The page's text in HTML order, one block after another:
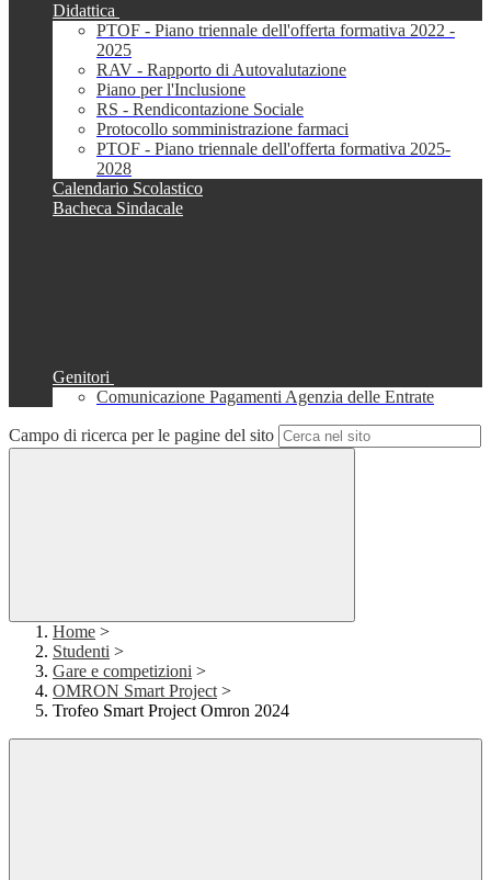
Didattica
PTOF - Piano triennale dell'offerta formativa 2022 -
2025
RAV - Rapporto di Autovalutazione
Piano per l'Inclusione
RS - Rendicontazione Sociale
Protocollo somministrazione farmaci
PTOF - Piano triennale dell'offerta formativa 2025-
2028
Calendario Scolastico
Bacheca Sindacale
Genitori
Comunicazione Pagamenti Agenzia delle Entrate
Campo di ricerca per le pagine del sito
Home >
Studenti >
Gare e competizioni >
OMRON Smart Project >
Trofeo Smart Project Omron 2024